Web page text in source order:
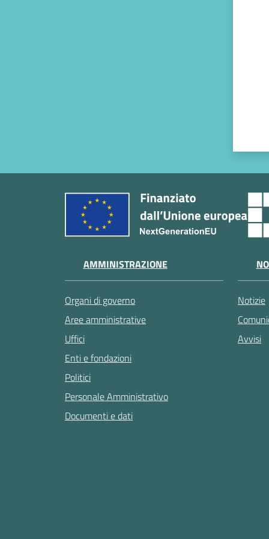
AMMINISTRAZIONE
Organi di governo
Aree amministrative
Uffici
Enti e fondazioni
Politici
Personale Amministrativo
Documenti e dati
Notizie
Avvisi